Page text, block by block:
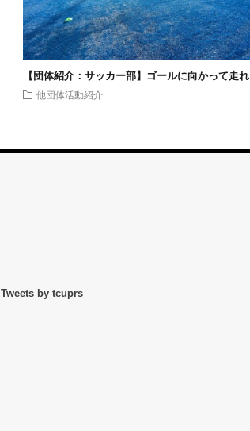
【団体紹介：サッカー部】ゴールに向かって走れ
他団体活動紹介
Tweets by tcuprs